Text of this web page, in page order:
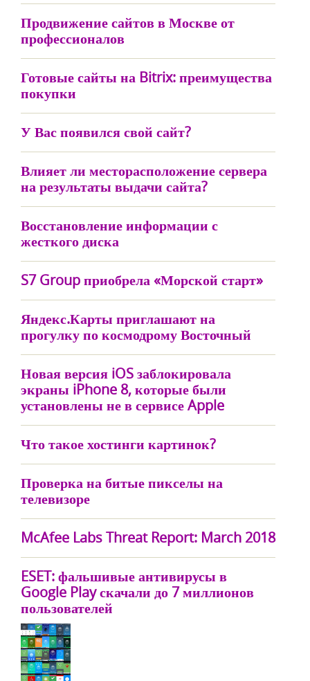
Продвижение сайтов в Москве от
профессионалов
Готовые сайты на Bitrix: преимущества
покупки
У Вас появился свой сайт?
Влияет ли месторасположение сервера
на результаты выдачи сайта?
Восстановление информации с
жесткого диска
S7 Group приобрела «Морской старт»
Яндекс.Карты приглашают на
прогулку по космодрому Восточный
Новая версия iOS заблокировала
экраны iPhone 8, которые были
установлены не в сервисе Apple
Что такое хостинги картинок?
Проверка на битые пикселы на
телевизоре
McAfee Labs Threat Report: March 2018
ESET: фальшивые антивирусы в
Google Play скачали до 7 миллионов
пользователей